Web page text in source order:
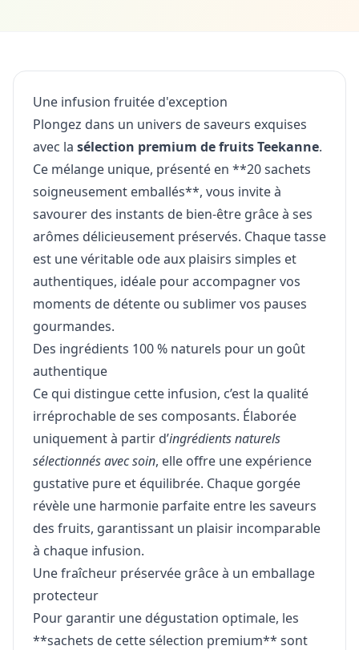
Une infusion fruitée d'exception
Plongez dans un univers de saveurs exquises
avec la sélection premium de fruits Teekanne.
Ce mélange unique, présenté en **20 sachets
soigneusement emballés**, vous invite à
savourer des instants de bien-être grâce à ses
arômes délicieusement préservés. Chaque tasse
est une véritable ode aux plaisirs simples et
authentiques, idéale pour accompagner vos
moments de détente ou sublimer vos pauses
gourmandes.
Des ingrédients 100 % naturels pour un goût
authentique
Ce qui distingue cette infusion, c’est la qualité
irréprochable de ses composants. Élaborée
uniquement à partir d’ingrédients naturels
sélectionnés avec soin, elle offre une expérience
gustative pure et équilibrée. Chaque gorgée
révèle une harmonie parfaite entre les saveurs
des fruits, garantissant un plaisir incomparable
à chaque infusion.
Une fraîcheur préservée grâce à un emballage
protecteur
Pour garantir une dégustation optimale, les
**sachets de cette sélection premium** sont